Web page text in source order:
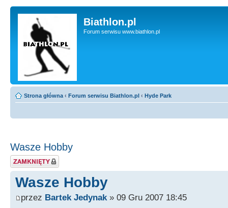
Biathlon.pl
Forum serwisu www.biathlon.pl
Strona główna ‹ Forum serwisu Biathlon.pl ‹ Hyde Park
Wasze Hobby
Zablokowany temat
Wasze Hobby
przez Bartek Jedynak» 09 Gru 2007 18:45